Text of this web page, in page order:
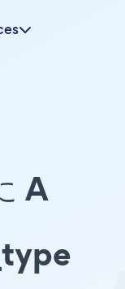
A